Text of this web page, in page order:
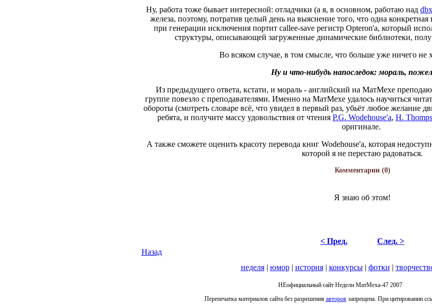
Ну, работа тоже бывает интересной: отладчики (а я, в основном, работаю над dbx
железа, поэтому, потратив целый день на выяснение того, что одна
при генерации исключения портит callee-save регистр Opteron'а, который
структуры, описывающей загруженные динамические библиотеки,
Во всяком случае, в том смысле, что больше уже ничего не
Ну и что-нибудь напоследок: мораль,
Из предыдущего ответа, кстати, и мораль - английский на МатМехе
группе повезло с преподавателями. Именно на МатМехе удалось научиться
обороты (смотреть словаре всё, что увидел в первый раз, убьёт любое желание
ребята, и получите массу удовольствия от чтения P.G. Wodehouse'а, H.
оригинале.
А также сможете оценить красоту перевода книг Wodehouse'а, которая
которой я не перестаю радоваться.
Комментарии (0)
Я знаю об этом!
< Пред.
След. >
Назад
неделя| юмор| история| конкурсы| фотки |
НЕофициальный сайт Недели МатМеха-47 2007
Перепечатка материалов сайта без разрешения авторовзапрещена. При цитировании